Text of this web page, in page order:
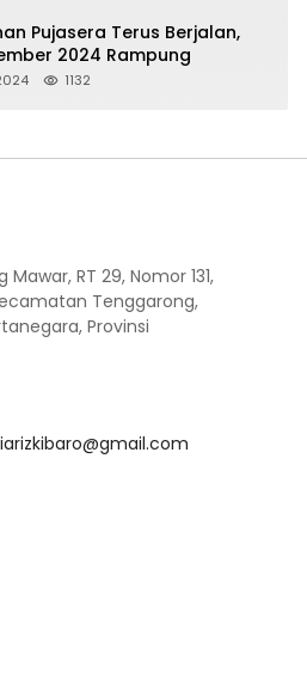
Pujasera Terus Berjalan,
2024 Rampung
1132
RT 29, Nomor 131,
Tenggarong,
Provinsi